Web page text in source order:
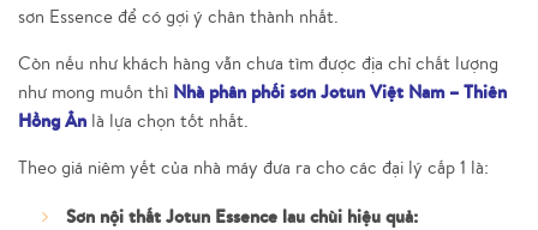
sơn Essence để có gợi ý chân thành nhất.
Còn nếu như khách hàng vẫn chưa tìm được địa chỉ chất lượng
như mong muốn thì Nhà phân phối sơn Jotun Việt Nam – Thiên
Hồng Ân là lựa chọn tốt nhất.
Theo giá niêm yết của nhà máy đưa ra cho các đại lý cấp 1 là:
Sơn nội thất Jotun Essence lau chùi hiệu quả: